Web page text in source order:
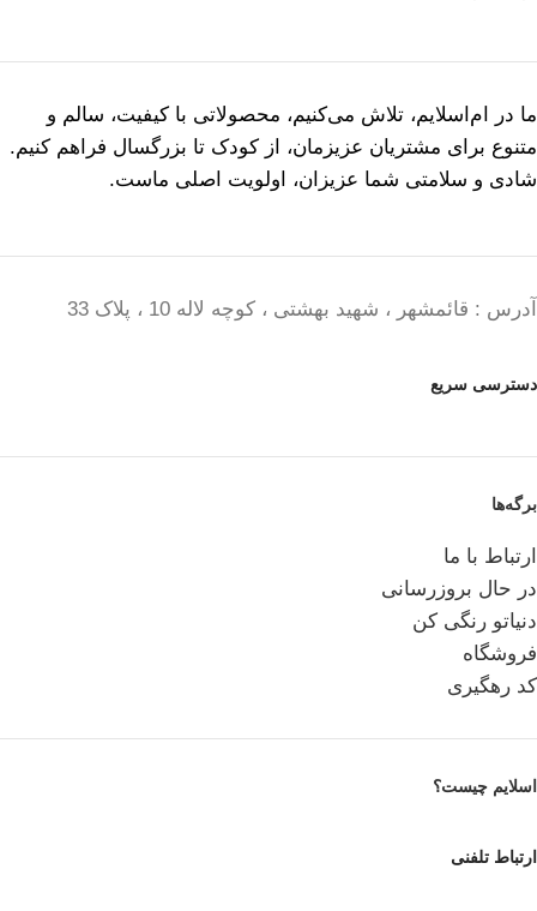
ما در ام‌اسلایم، تلاش می‌کنیم، محصولاتی با کیفیت، سالم و
متنوع برای مشتریان عزیزمان، از کودک تا بزرگسال فراهم کنیم.
شادی و سلامتی شما عزیزان، اولویت اصلی ماست.
آدرس : قائمشهر ، شهید بهشتی ، کوچه لاله 10 ، پلاک 33
دسترسی سریع
برگه‌ها
ارتباط با ما
در حال بروزرسانی
دنیاتو رنگی کن
فروشگاه
کد رهگیری
اسلایم چیست؟
ارتباط تلفنی